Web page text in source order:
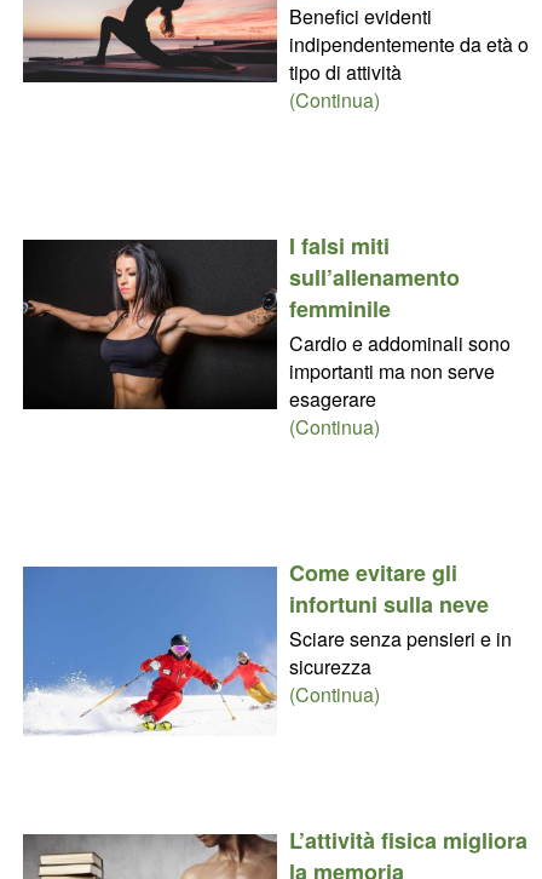
Benefici evidenti
indipendentemente da età o
tipo di attività
(Continua)
I falsi miti
sull’allenamento
femminile
Cardio e addominali sono
importanti ma non serve
esagerare
(Continua)
Come evitare gli
infortuni sulla neve
Sciare senza pensieri e in
sicurezza
(Continua)
L’attività fisica migliora
la memoria